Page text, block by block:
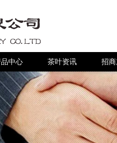
品中心 茶叶资讯 招